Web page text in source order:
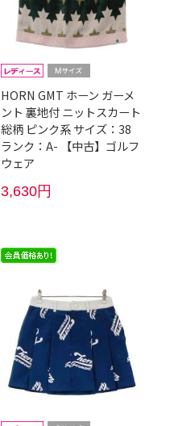
HORN GMT ホーン ガーメ
ント 裏地付 ニットスカート
総柄 ピンク系 サイズ：38
ランク：A- 【中古】ゴルフ
ウェア
3,630円